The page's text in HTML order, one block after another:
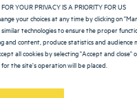
YOUR PRIVACY IS A PRIORITY FOR US
your choices at any time by clicking on
similar technologies to ensure the proper
and content, produce statistics and audience
all cookies by selecting "Accept and
the site's operation will be placed.